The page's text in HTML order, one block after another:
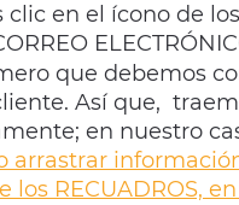
clic en el ícono de
que debemos
Así que,
en nuestro
arrastrar
los RECUADROS,